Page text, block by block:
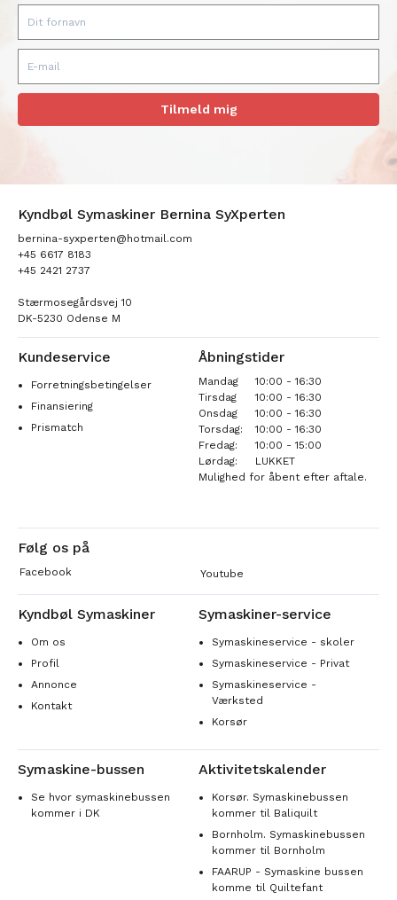
Tilmeld mig
Kyndbøl Symaskiner Bernina SyXperten
bernina-syxperten@hotmail.com
+45 6617 8183
+45 2421 2737
Stærmosegårdsvej 10
DK-5230 Odense M
Kundeservice
Forretningsbetingelser
Finansiering
Prismatch
Åbningstider
Mandag
10:00 - 16:30
Tirsdag
10:00 - 16:30
Onsdag
10:00 - 16:30
Torsdag:
10:00 - 16:30
Fredag:
10:00 - 15:00
Lørdag:
LUKKET
Mulighed for åbent efter aftale.
Følg os på
Facebook Youtube
Kyndbøl Symaskiner
Om os
Profil
Annonce
Kontakt
Symaskiner-service
Symaskineservice - skoler
Symaskineservice - Privat
Symaskineservice -
Værksted
Korsør
Symaskine-bussen
Se hvor symaskinebussen
kommer i DK
Aktivitetskalender
Korsør. Symaskinebussen
kommer til Baliquilt
Bornholm. Symaskinebussen
kommer til Bornholm
FAARUP - Symaskine bussen
komme til Quiltefant